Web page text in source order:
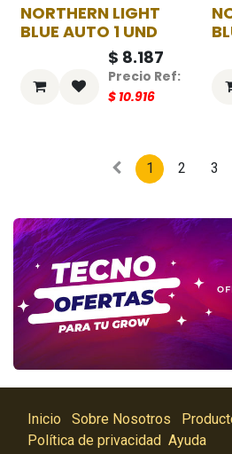
-25%
NORTHERN LIGHT
BLUE AUTO 1 UND
$ 8.187
$ 10.916
1 2 3
Inicio Sobre Nosotros
Política de privacidad Ayuda